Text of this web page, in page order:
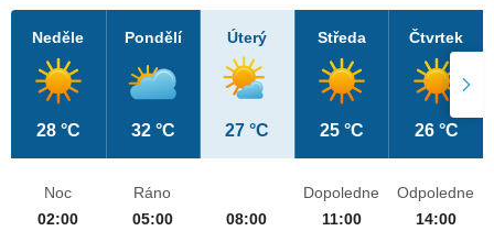
Neděle
28 °C
Pondělí
32 °C
Úterý
27 °C
Středa
25 °C
Čtvrtek
26 °C
Noc
02:00
Ráno
05:00
08:00
Dopoledne
11:00
Odpoledne
14:00